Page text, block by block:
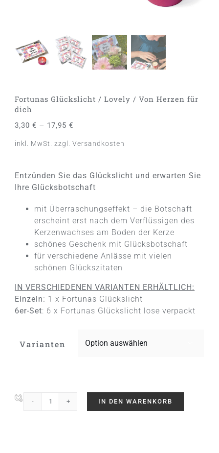
Fortunas Glückslicht / Lovely / Von Herzen für
dich
3,30 € – 17,95 €
inkl. MwSt. zzgl. Versandkosten
Entzünden Sie das Glückslicht und erwarten Sie
Ihre Glücksbotschaft
mit Überraschungseffekt – die Botschaft
erscheint erst nach dem Verflüssigen des
Kerzenwachses am Boden der Kerze
schönes Geschenk mit Glücksbotschaft
für verschiedene Anlässe mit vielen
schönen Glückszitaten
IN VERSCHIEDENEN VARIANTEN ERHÄLTLICH:
Einzeln: 1 x Fortunas Glückslicht
6er-Set: 6 x Fortunas Glückslicht lose verpackt
Varianten
Fortunas
IN DEN WARENKORB